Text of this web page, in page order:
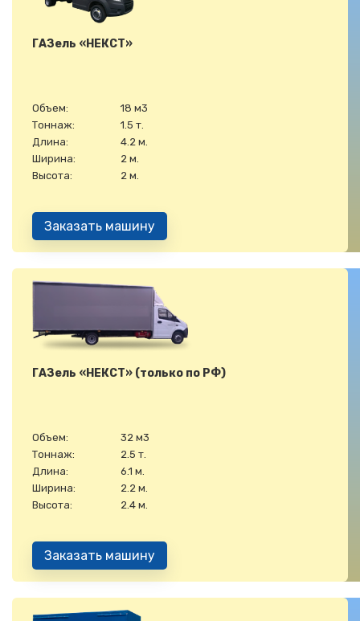
ГАЗель «НЕКСТ»
Объем:
18 м3
Тоннаж:
1.5 т.
Длина:
4.2 м.
Ширина:
2 м.
Высота:
2 м.
Заказать машину
ГАЗель «НЕКСТ» (только по РФ)
Объем:
32 м3
Тоннаж:
2.5 т.
Длина:
6.1 м.
Ширина:
2.2 м.
Высота:
2.4 м.
Заказать машину